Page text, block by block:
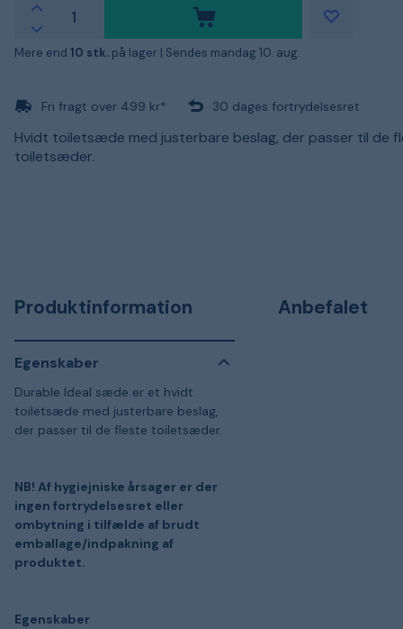
Mere end 10 stk. på lager | Sendes mandag 10. aug.
Fri fragt over 499 kr* 30 dages fortrydelsesret
Hvidt toiletsæde med justerbare beslag, der passer til de
toiletsæder.
Produktinformation
Egenskaber
Durable Ideal sæde er et hvidt
toiletsæde med justerbare beslag,
der passer til de fleste toiletsæder.
NB! Af hygiejniske årsager er der
ingen fortrydelsesret eller
ombytning i tilfælde af brudt
emballage/indpakning af
produktet.
Egenskaber
Anbefalet